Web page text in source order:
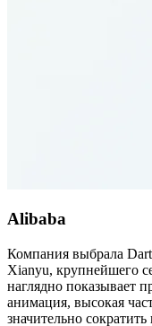
Alibaba
Компания выбрала
Xianyu, крупнейшего
наглядно показывает
анимация, высокая
значительно